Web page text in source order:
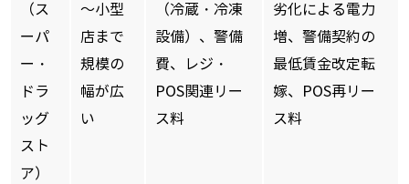
（ス
ーパ
ー・
ドラ
ッグ
スト
ア）
～小型
店まで
規模の
幅が広
い
（冷蔵・冷凍
設備）、警備
費、レジ・
POS関連リー
ス料
劣化による電力
増、警備契約の
最低賃金改定転
嫁、POS再リー
ス料